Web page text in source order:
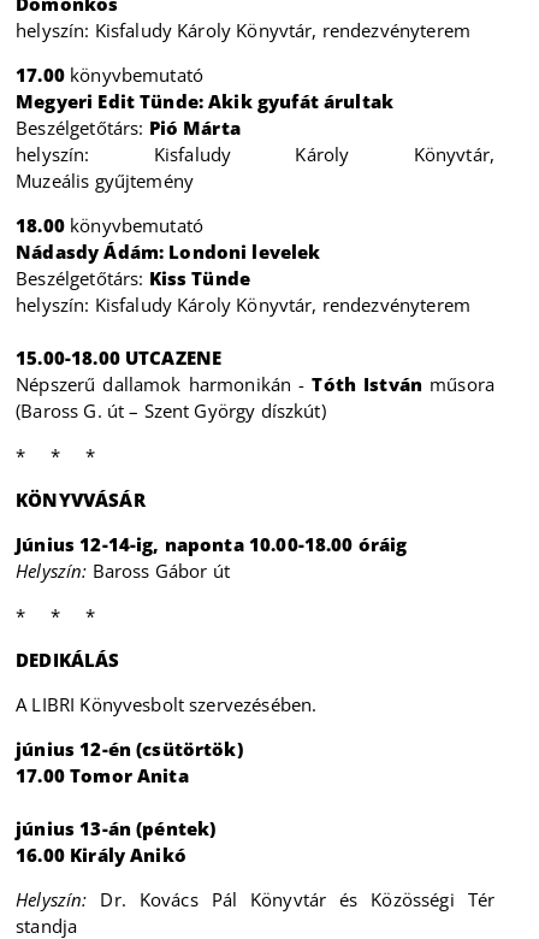
helyszín: Kisfaludy Károly Könyvtár, rendezvényterem
17.00könyvbemutató
Megyeri Edit Tünde: Akik gyufát árultak
Beszélgetőtárs: Pió Márta
helyszín: Kisfaludy Károly Könyvtár,
Muzeális gyűjtemény
18.00könyvbemutató
Nádasdy Ádám: Londoni levelek
Beszélgetőtárs: Kiss Tünde
helyszín: Kisfaludy Károly Könyvtár, rendezvényterem
15.00-18.00 UTCAZENE
Népszerű dallamok harmonikán -Tóth István műsora
(Baross G. út – Szent György díszkút)
* * *
KÖNYVVÁSÁR
Június 12-14-ig, naponta 10.00-18.00 óráig
Helyszín: Baross Gábor út
* * *
DEDIKÁLÁS
A LIBRI Könyvesbolt szervezésében.
június 12-én (csütörtök)
17.00 Tomor Anita
június 13-án (péntek)
16.00 Király Anikó
Helyszín: Dr. Kovács Pál Könyvtár és Közösségi Tér
standja